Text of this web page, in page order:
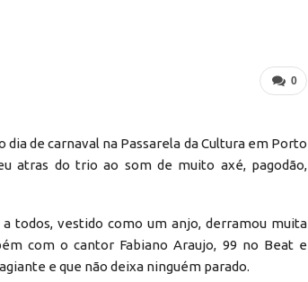
0
de carnaval na Passarela da Cultura em Porto
atras do trio ao som de muito axé, pagodão,
todos, vestido como um anjo, derramou muita
com o cantor Fabiano Araujo, 99 no Beat e
e que não deixa ninguém parado.